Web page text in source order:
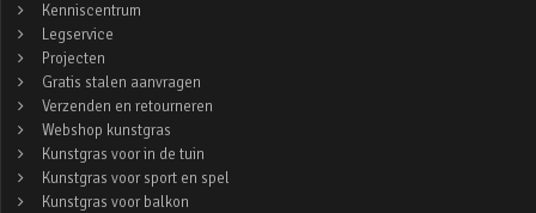
Kenniscentrum
Legservice
Projecten
Gratis stalen aanvragen
Verzenden en retourneren
Webshop kunstgras
Kunstgras voor in de tuin
Kunstgras voor sport en spel
Kunstgras voor balkon